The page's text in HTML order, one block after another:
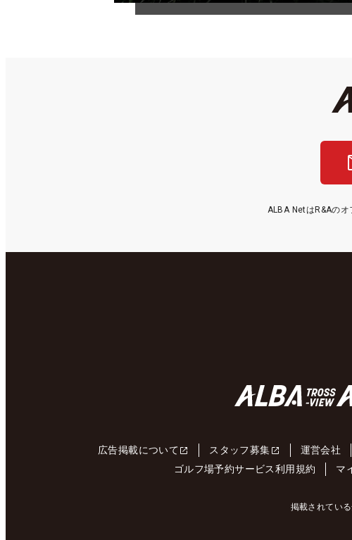
ALBA NetはR&Aのオ
広告掲載について スタッフ募集 運営会社
ゴルフ場予約サービス利用規約
マ
掲載されてい